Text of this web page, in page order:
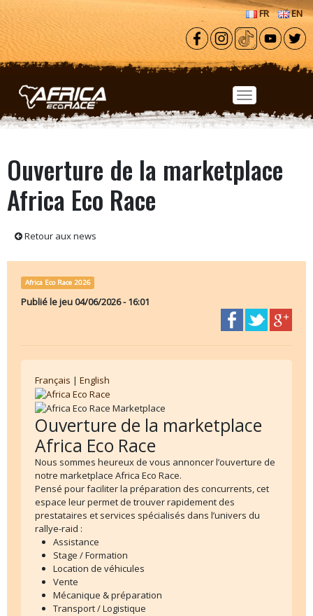
Aller au contenu principal
FR EN
Ouverture de la marketplace
Africa Eco Race
Retour aux news
Africa Eco Race 2026
Publié lejeu 04/06/2026 - 16:01
Français | English
Ouverture de la marketplace
Africa Eco Race
Nous sommes heureux de vous annoncer l’ouverture de
notre marketplace Africa Eco Race.
Pensé pour faciliter la préparation des concurrents, cet
espace leur permet de trouver rapidement des
prestataires et services spécialisés dans l’univers du
rallye-raid :
Assistance
Stage / Formation
Location de véhicules
Vente
Mécanique & préparation
Transport / Logistique